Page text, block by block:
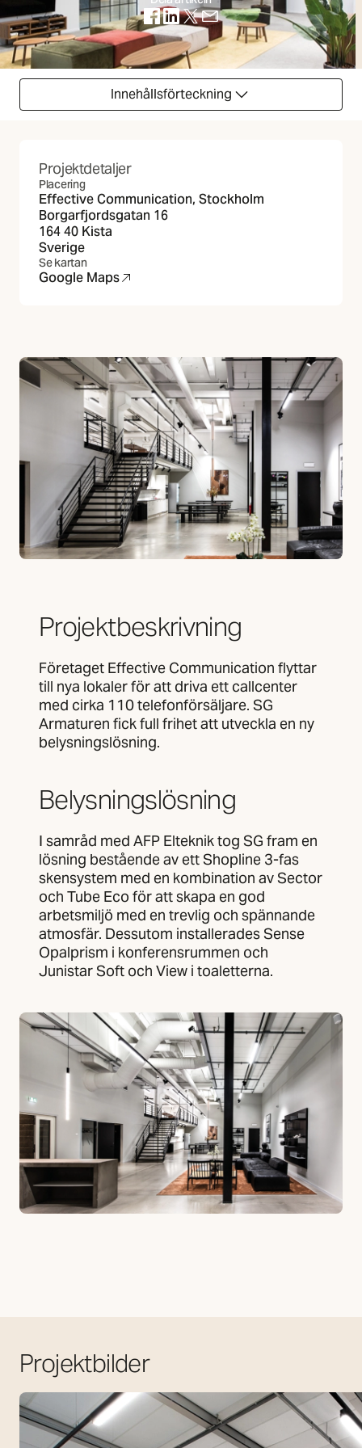
(Öppnas i ny flik)
(Öppnas i ny flik)
(Öppnas i ny flik)
(Öppnas i ny flik)
Innehållsförteckning
Projektdetaljer
Placering
Effective Communication, Stockholm
Borgarfjordsgatan 16
164 40 Kista
Sverige
Se kartan
Google Maps
(Öppnas i ny flik)
Projektbeskrivning
Företaget Effective Communication flyttar
till nya lokaler för att driva ett callcenter
med cirka 110 telefonförsäljare. SG
Armaturen fick full frihet att utveckla en ny
belysningslösning.
Belysningslösning
I samråd med AFP Elteknik tog SG fram en
lösning bestående av ett Shopline 3-fas
skensystem med en kombination av Sector
och Tube Eco för att skapa en god
arbetsmiljö med en trevlig och spännande
atmosfär. Dessutom installerades Sense
Opalprism i konferensrummen och
Junistar Soft och View i toaletterna.
Projektbilder